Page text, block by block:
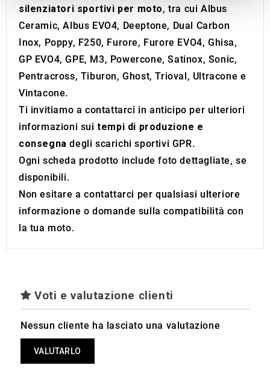
We also share information about your use of our site with
our social media, advertising and analytics partners who
may combine it with other information that you’ve
provided to them or that they’ve collected from your use
of their services.
silenziatori sportivi per moto, tra cui Albus
Ceramic, Albus EVO4, Deeptone, Dual Carbon
Inox, Poppy, F250, Furore, Furore EVO4, Ghisa,
GP EVO4, GPE, M3, Powercone, Satinox, Sonic,
Pentracross, Tiburon, Ghost, Trioval, Ultracone e
Vintacone.
Ti invitiamo a contattarci in anticipo per ulteriori
informazioni suitempi di produzione e
consegna degli scarichi sportivi GPR.
Ogni scheda prodotto include foto dettagliate, se
disponibili.
Non esitare a contattarci per qualsiasi ulteriore
informazione o domande sulla compatibilità con
la tua moto.
Voti e valutazione clienti
Nessun cliente ha lasciato una valutazione
VALUTARLO